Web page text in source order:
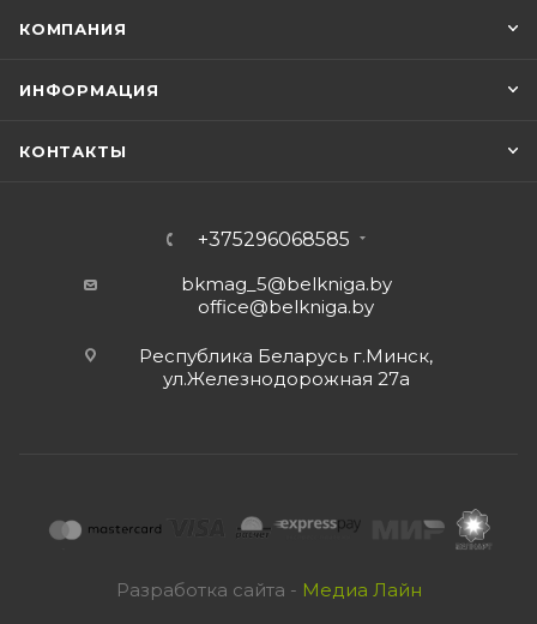
КОМПАНИЯ
ИНФОРМАЦИЯ
КОНТАКТЫ
+375296068585
bkmag_5@belkniga.by
office@belkniga.by
Республика Беларусь г.Минск,
ул.Железнодорожная 27а
Разработка сайта - Медиа Лайн